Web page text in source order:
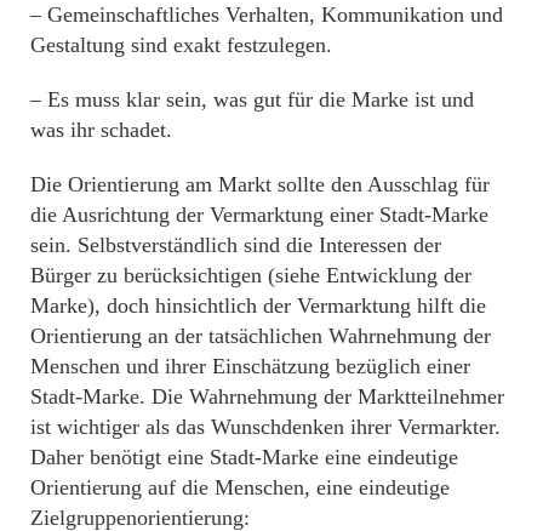
– Gemeinschaftliches Verhalten, Kommunikation und
Gestaltung sind exakt festzulegen.
– Es muss klar sein, was gut für die Marke ist und
was ihr schadet.
Die Orientierung am Markt sollte den Ausschlag für
die Ausrichtung der Vermarktung einer Stadt-Marke
sein. Selbstverständlich sind die Interessen der
Bürger zu berücksichtigen (siehe Entwicklung der
Marke), doch hinsichtlich der Vermarktung hilft die
Orientierung an der tatsächlichen Wahrnehmung der
Menschen und ihrer Einschätzung bezüglich einer
Stadt-Marke. Die Wahrnehmung der Marktteilnehmer
ist wichtiger als das Wunschdenken ihrer Vermarkter.
Daher benötigt eine Stadt-Marke eine eindeutige
Orientierung auf die Menschen, eine eindeutige
Zielgruppenorientierung: